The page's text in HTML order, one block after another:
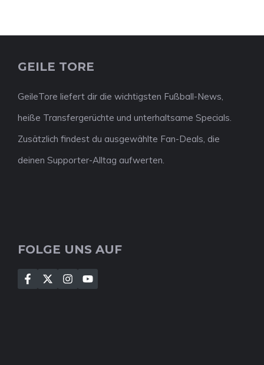
GEILE TORE
GeileTore liefert dir die wichtigsten Fußball-News,
heiße Transfergerüchte und unterhaltsame Specials.
Zusätzlich findest du ausgewählte Fan-Deals, die
deinen Supporter-Alltag aufwerten.
FOLGE UNS AUF